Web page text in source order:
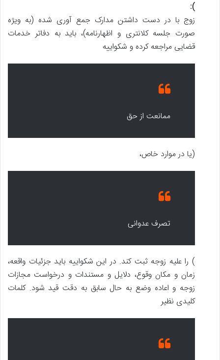
):
زوج با در دست داشتن مدارک جمع آوری شده (به ویژه
صورت جلسه کلانتری و اظهارنامه)، باید به دفاتر خدمات
قضایی مراجعه کرده و شکواییه
ممانعت از حق
(یا در موارد خاص،
تصرف عدوانی
) را علیه زوجه ثبت کند. در این شکواییه باید جزئیات واقعه،
زمان و مکان وقوع، دلایل و مستندات و درخواست مجازات
زوجه و اعاده وضع به حال سابق به دقت قید شود. کلمات
کلیدی نظیر